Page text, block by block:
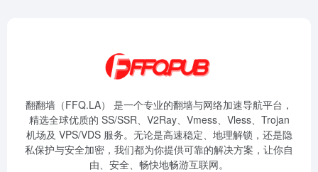
翻翻墙（FFQ.LA） 是一个专业的翻墙与网络加速导航平台，
精选全球优质的 SS/SSR、V2Ray、Vmess、Vless、Trojan
机场及 VPS/VDS 服务。无论是高速稳定、地理解锁，还是隐
私保护与安全加密，我们都为你提供可靠的解决方案，让你自
由、安全、畅快地畅游互联网。